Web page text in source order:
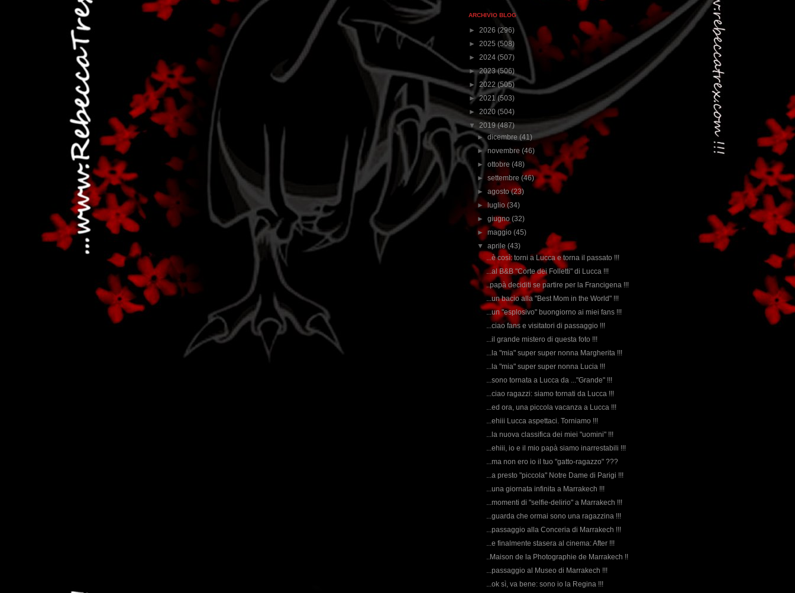
ARCHIVIO BLOG
► 2026 (296)
► 2025 (508)
► 2024 (507)
►2023(506)
► 2022(505)
►2021(503)
► 2020 (504)
▼ 2019(487)
►dicembre(41)
►novembre(46)
►ottobre(48)
►settembre(46)
►agosto(23)
►luglio(34)
►giugno(32)
►maggio(45)
▼aprile(43)
...è così: torni a Lucca e torna il passato !!!
...al B&B "Corte dei Folletti" di Lucca !!!
..papà deciditi se partire per la Francigena !!!
...un bacio alla "Best Mom in the World" !!!
...un "esplosivo" buongiorno ai miei fans !!!
...ciao fans e visitatori di passaggio !!!
...il grande mistero di questa foto !!!
...la "mia" super super nonna Margherita !!!
...la "mia" super super nonna Lucia !!!
...sono tornata a Lucca da ..."Grande" !!!
...ciao ragazzi: siamo tornati da Lucca !!!
...ed ora, una piccola vacanza a Lucca !!!
...ehiii Lucca aspettaci. Torniamo !!!
...la nuova classifica dei miei "uomini" !!!
...ehiii, io e il mio papà siamo inarrestabili !!!
...ma non ero io il tuo "gatto-ragazzo" ???
...a presto "piccola" Notre Dame di Parigi !!!
...una giornata infinita a Marrakech !!!
...momenti di "selfie-delirio" a Marrakech !!!
...guarda che ormai sono una ragazzina !!!
...passaggio alla Conceria di Marrakech !!!
...e finalmente stasera al cinema: After !!!
..Maison de la Photographie de Marrakech !!
...passaggio al Museo di Marrakech !!!
...ok sì, va bene: sono io la Regina !!!